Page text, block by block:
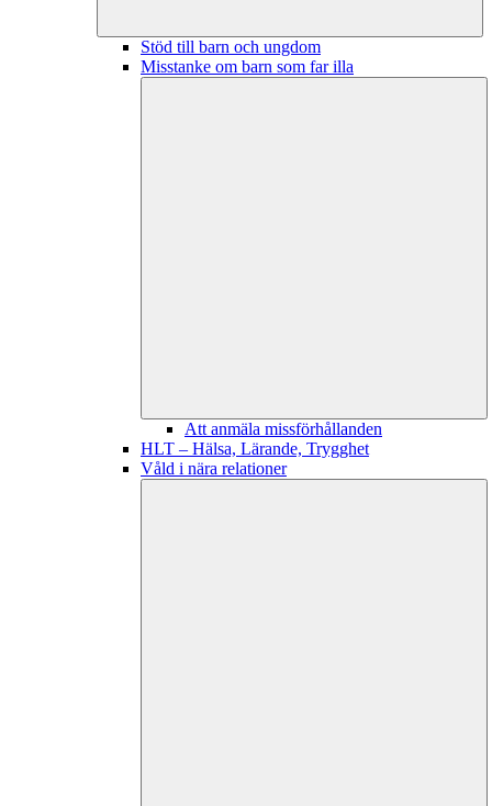
Stöd till barn och ungdom
Misstanke om barn som far illa
Att anmäla missförhållanden
HLT – Hälsa, Lärande, Trygghet
Våld i nära relationer